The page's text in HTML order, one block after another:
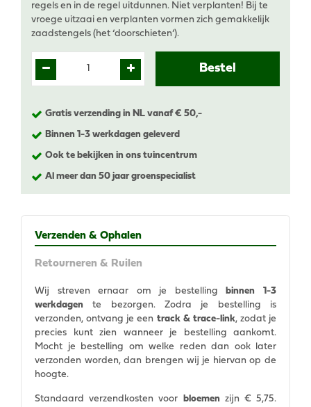
regels en in de regel uitdunnen. Niet verplanten! Bij te
vroege uitzaai en verplanten vormen zich gemakkelijk
zaadstengels (het ‘doorschieten’).
Gratis verzending in NL vanaf € 50,-
Binnen 1-3 werkdagen geleverd
Ook te bekijken in ons tuincentrum
Al meer dan 50 jaar groenspecialist
Verzenden & Ophalen
Retourneren & Ruilen
Wij streven ernaar om je bestelling
binnen 1-3
werkdagen te bezorgen. Zodra je bestelling is
verzonden, ontvang je een track & trace-link, zodat je
precies kunt zien wanneer je bestelling aankomt.
Mocht je bestelling om welke reden dan ook later
verzonden worden, dan brengen wij je hiervan op de
hoogte.
Standaard verzendkosten voor bloemenzijn € 5,75.